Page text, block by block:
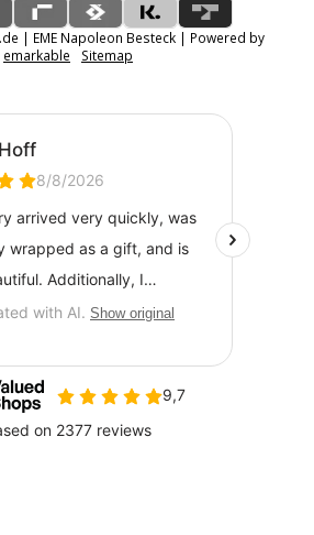
| EME Napoleon Besteck | Powered by
emarkable
Sitemap